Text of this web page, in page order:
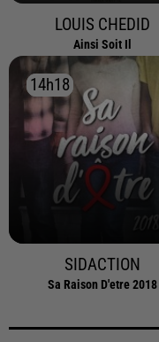
LOUIS CHEDID
Ainsi Soit Il
14h18
14h18
SIDACTION
Sa Raison D'etre 2018